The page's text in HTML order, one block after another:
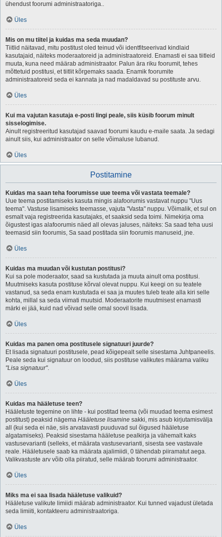
ühendust foorumi administraatoriga..
Üles
Mis on mu tiitel ja kuidas ma seda muudan?
Tiitlid näitavad, mitu postitust oled teinud või identfitseerivad kindlaid
kasutajaid, näiteks moderaatoreid ja administraatoreid. Enamasti ei saa tiitleid
muuta, kuna need määrab administraator. Palun ära riku foorumit, tehes
mõttetuid postitusi, et tiitlit kõrgemaks saada. Enamik foorumite
administraatoreid seda ei kannata ja nad madaldavad su postituste arvu.
Üles
Kui ma vajutan kasutaja e-posti lingi peale, siis küsib foorum minult
sisselogimise.
Ainult registreeritud kasutajad saavad foorumi kaudu e-maile saata. Ja sedagi
ainult siis, kui administraator on selle võimaluse lubanud.
Üles
Postitamine
Kuidas ma saan teha foorumisse uue teema või vastata teemale?
Uue teema postitamiseks kasuta mingis alafoorumis vastavat nuppu "Uus
teema". Vastuse lisamiseks teemasse, vajuta "Vasta" nuppu. Võimalik, et sul on
esmalt vaja registreerida kasutajaks, et saaksid seda toimi. Nimekirja oma
õigustest igas alafoorumis näed all olevas jaluses, näiteks: Sa saad teha uusi
teemasid siin foorumis, Sa saad postitada siin foorumis manuseid, jne.
Üles
Kuidas ma muudan või kustutan postitusi?
Kui sa pole moderaator, saad sa kustutada ja muuta ainult oma postitusi.
Muutmiseks kasuta postituse kõrval olevat nuppu. Kui keegi on su teatele
vastanud, sa seda enam kustutada ei saa ja muutes tuleb teate alla kiri selle
kohta, millal sa seda viimati muutsid. Moderaatorite muutmisest enamasti
märki ei jää, kuid nad võivad selle omal soovil lisada.
Üles
Kuidas ma panen oma postitusele signatuuri juurde?
Et lisada signatuuri postitusele, pead kõigepealt selle sisestama Juhtpaneelis.
Peale seda kui signatuur on loodud, siis postituse valikutes määrama valiku
"Lisa signatuur".
Üles
Kuidas ma hääletuse teen?
Hääletuste tegemine on lihte - kui postitad teema (või muudad teema esimest
postitust) peaksid nägema Hääletuse lisamine sakki, mis asub kirjutamisvälja
all (kui seda ei näe, siis arvatavasti puuduvad sul õigused hääletuse
algatamiseks). Peaksid sisestama hääletuse pealkirja ja vähemalt kaks
vastusevarianti (selleks, et määrata vastusevarianti, sisesta see vastavale
reale. Hääletusele saab ka määrata ajalimiidi, 0 tähendab piiramatut aega.
Valikvastuste arv võib olla piiratud, selle määrab foorumi administraator.
Üles
Miks ma ei saa lisada hääletuse valikuid?
Hääletuse valikute limiidi määrab administraator. Kui tunned vajadust ületada
seda limiiti, kontakteeru administraatoriga.
Üles